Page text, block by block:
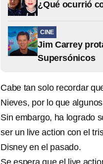
¿Qué ocurrió
CINE
Jim Carrey
Supersónicos
Cabe tan solo recordar
Nieves, por lo que
Sin embargo, ha logrado
ser un live action con el
Disney en el pasado.
Se espera que el live